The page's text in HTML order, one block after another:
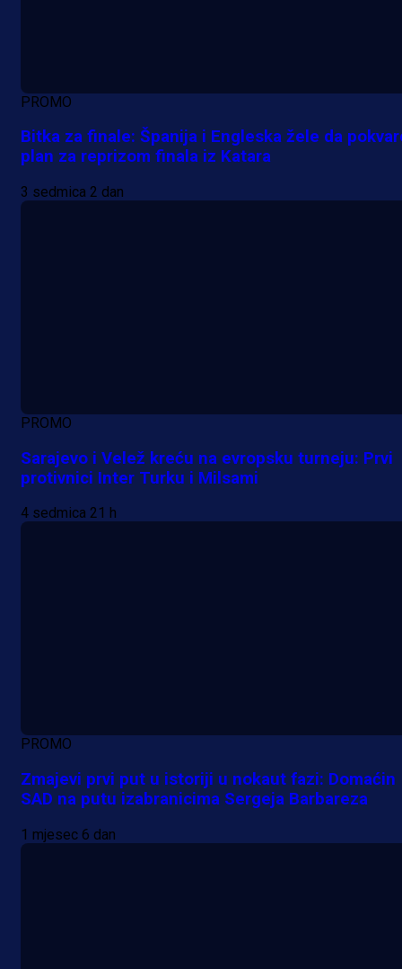
PROMO
Bitka za finale: Španija i Engleska žele da
plan za reprizom finala iz Katara
3 sedmica 2 dan
PROMO
Sarajevo i Velež kreću na evropsku turneju: Prvi
protivnici Inter Turku i Milsami
4 sedmica 21 h
PROMO
Zmajevi prvi put u istoriji u nokaut fazi: Domaćin
SAD na putu izabranicima Sergeja Barbareza
1 mjesec 6 dan